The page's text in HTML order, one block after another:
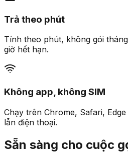
Trả theo phút
Tính theo phút, không gói
giờ hết hạn.
Không app, không SIM
Chạy trên Chrome, Safari,
lẫn điện thoại.
Sẵn sàng cho cuộc